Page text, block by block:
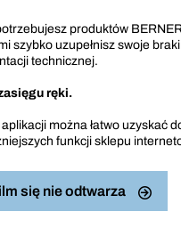
produktów
szybko uzupełnisz swoje
technicznej.
ręki.
można łatwo uzyskać
funkcji sklepu
się nie odtwarza